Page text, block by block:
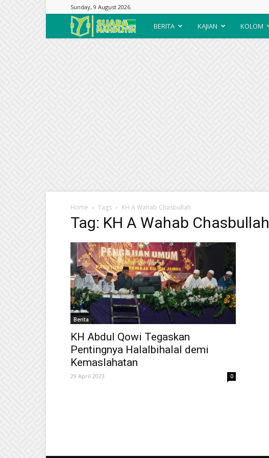
Sunday, 9 August 2026.
Suara
BERITA KAJIAN KOLOM
Home Tags KH A Wahab Chasbullah
Tag: KH A Wahab Chasbullah
Berita
KH Abdul Qowi Tegaskan
Pentingnya Halalbihalal demi
Kemaslahatan
29 April 2023 0